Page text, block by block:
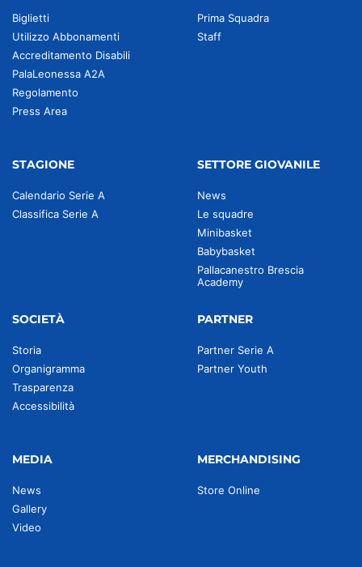
Biglietti
Utilizzo Abbonamenti
Accreditamento Disabili
PalaLeonessa A2A
Regolamento
Press Area
Prima Squadra
Staff
STAGIONE
Calendario Serie A
Classifica Serie A
SETTORE GIOVANILE
News
Le squadre
Minibasket
Babybasket
Pallacanestro Brescia
Academy
SOCIETÀ
Storia
Organigramma
Trasparenza
Accessibilità
PARTNER
Partner Serie A
Partner Youth
MEDIA
News
Gallery
Video
MERCHANDISING
Store Online